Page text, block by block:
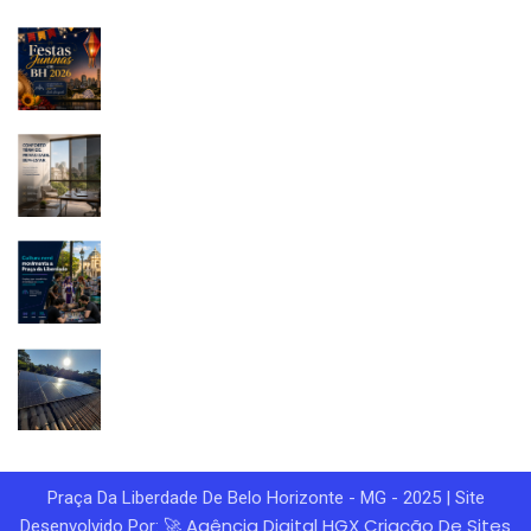
Praça Da Liberdade De Belo Horizonte - MG - 2025 | Site
Desenvolvido Por: 🚀 Agência Digital HGXCriação De Sites